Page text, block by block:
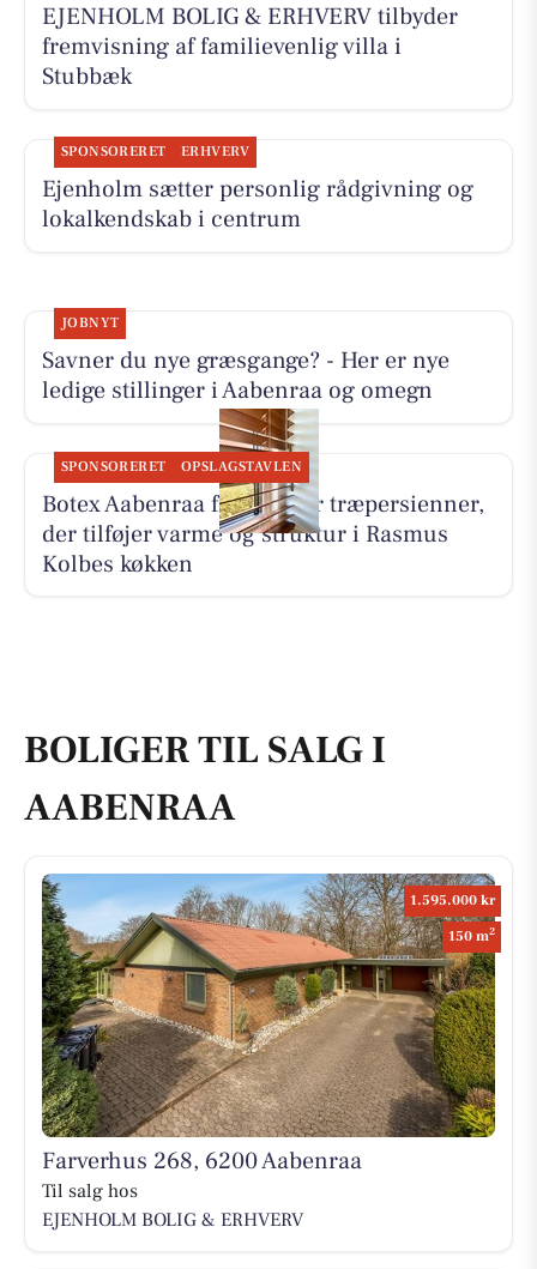
EJENHOLM BOLIG & ERHVERV tilbyder
fremvisning af familievenlig villa i
Stubbæk
SPONSORERET ERHVERV
Ejenholm sætter personlig rådgivning og
lokalkendskab i centrum
JOBNYT
Savner du nye græsgange? - Her er nye
ledige stillinger i Aabenraa og omegn
SPONSORERET OPSLAGSTAVLEN
Botex Aabenraa fremhæver træpersienner,
der tilføjer varme og struktur i Rasmus
Kolbes køkken
BOLIGER TIL SALG I
AABENRAA
1.595.000 kr
150 m2
Farverhus 268, 6200 Aabenraa
Til salg hos
EJENHOLM BOLIG & ERHVERV